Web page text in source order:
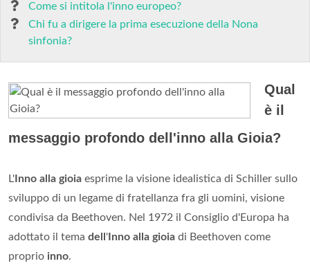
Come si intitola l'inno europeo?
Chi fu a dirigere la prima esecuzione della Nona
sinfonia?
Qual
è il
messaggio profondo dell'inno alla Gioia?
L' Inno alla gioia esprime la visione idealistica di Schiller sullo
sviluppo di un legame di fratellanza fra gli uomini, visione
condivisa da Beethoven. Nel 1972 il Consiglio d'Europa ha
adottato il tema dell ' Inno alla gioia di Beethoven come
proprio inno.